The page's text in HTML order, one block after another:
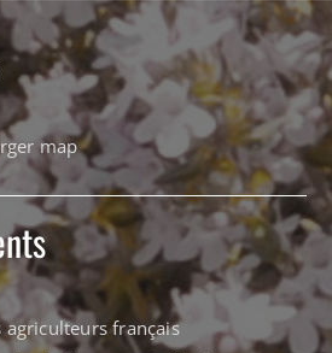
français